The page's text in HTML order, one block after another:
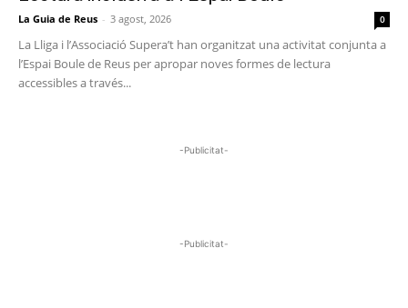
La Guia de Reus - 3 agost, 2026 0
La Lliga i l’Associació Supera’t han organitzat una activitat conjunta a
l’Espai Boule de Reus per apropar noves formes de lectura
accessibles a través...
-Publicitat-
-Publicitat-